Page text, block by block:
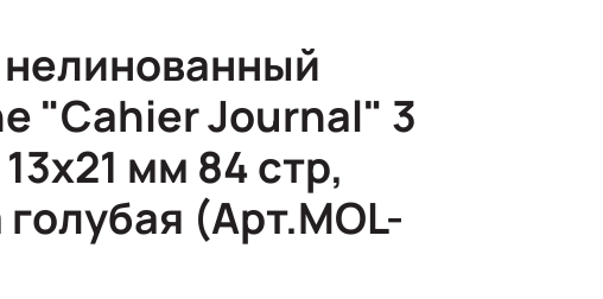
"Cahier Journal" 3
мм 84 стр,
(Арт.MOL-